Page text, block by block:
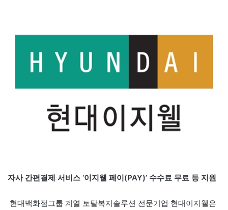
자사 간편결제 서비스 ‘이지웰 페이(PAY)’ 수수료 무료 등 지원
현대백화점그룹 계열 토탈복지솔루션 전문기업 현대이지웰은